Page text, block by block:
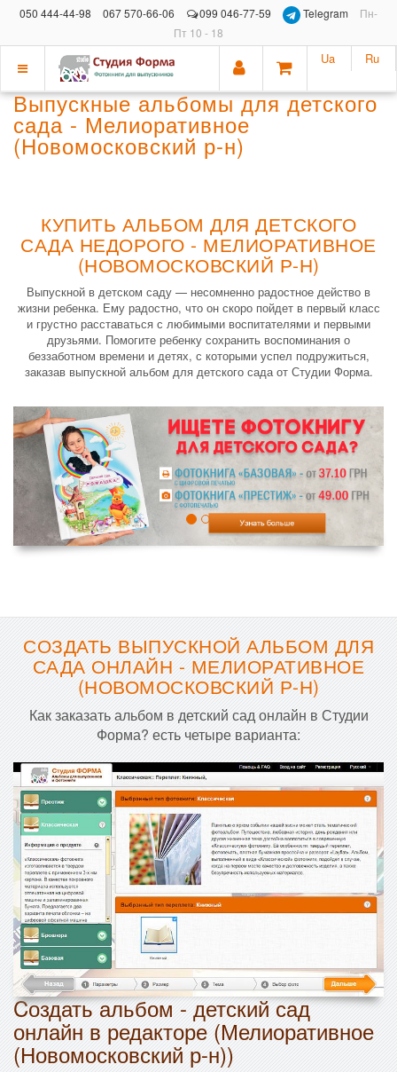
050 444-44-98 067 570-66-06 099 046-77-59 Telegram
Пн-
Пт 10 - 18
Показать
меню
Ua Ru
Выпускные альбомы для детского
сада - Мелиоративное
(Новомосковский р-н)
КУПИТЬ АЛЬБОМ ДЛЯ ДЕТСКОГО
САДА НЕДОРОГО - МЕЛИОРАТИВНОЕ
(НОВОМОСКОВСКИЙ Р-Н)
Выпускной в детском саду — несомненно радостное действо в
жизни ребенка. Ему радостно, что он скоро пойдет в первый класс
и грустно расставаться с любимыми воспитателями и первыми
друзьями. Помогите ребенку сохранить воспоминания о
беззаботном времени и детях, с которыми успел подружиться,
заказав выпускной альбом для детского сада от Студии Форма.
СОЗДАТЬ ВЫПУСКНОЙ АЛЬБОМ ДЛЯ
САДА ОНЛАЙН - МЕЛИОРАТИВНОЕ
(НОВОМОСКОВСКИЙ Р-Н)
Как заказать альбом в детский сад онлайн в Студии
Форма? есть четыре варианта:
Cоздать альбом - детский сад
онлайн в редакторе (Мелиоративное
(Новомосковский р-н))